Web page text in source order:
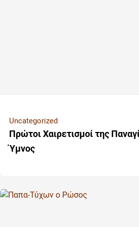
Uncategorized
Πρώτοι Χαιρετισμοί της
Ύμνος